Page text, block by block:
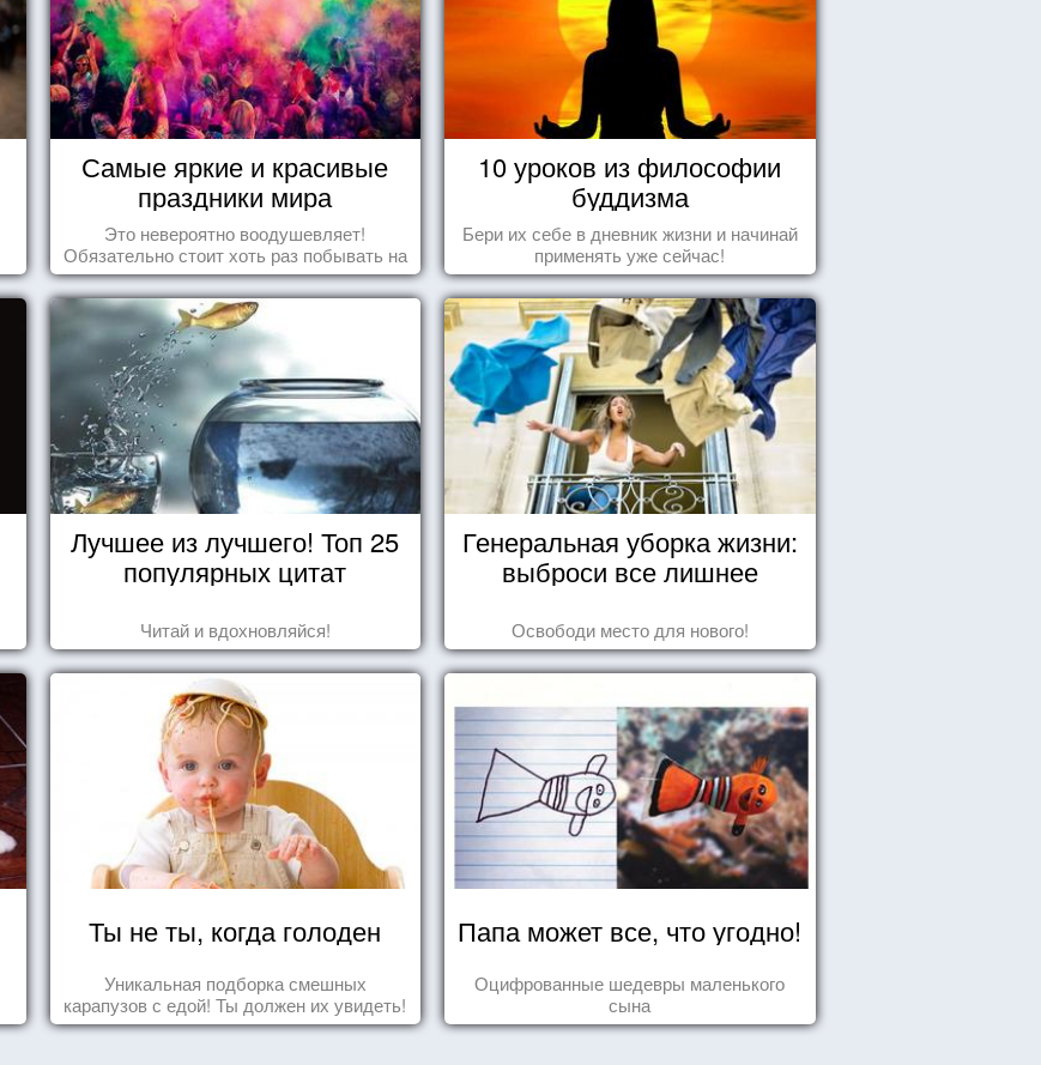
Самые яркие и красивые
праздники мира
Это невероятно воодушевляет!
Обязательно стоит хоть раз побывать на
подобных мероприятиях и получить
массу впечатлений!
10 уроков из философии
буддизма
Бери их себе в дневник жизни и начинай
применять уже сейчас!
Лучшее из лучшего! Топ 25
популярных цитат
Читай и вдохновляйся!
Генеральная уборка жизни:
выброси все лишнее
Освободи место для нового!
Ты не ты, когда голоден
Уникальная подборка смешных
карапузов с едой! Ты должен их увидеть!
Папа может все, что угодно!
Оцифрованные шедевры маленького
сына